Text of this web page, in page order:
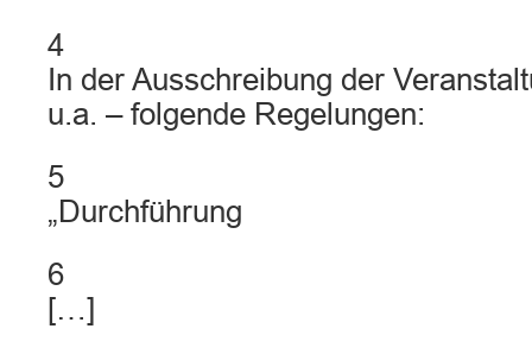
4
In der Ausschreibung der
u.a. – folgende Regelungen:
5
„Durchführung
6
[…]